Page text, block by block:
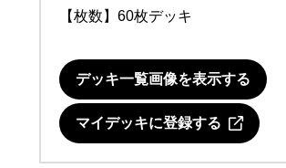
【枚数】60枚デッキ
デッキ一覧画像を表示する
マイデッキに登録する